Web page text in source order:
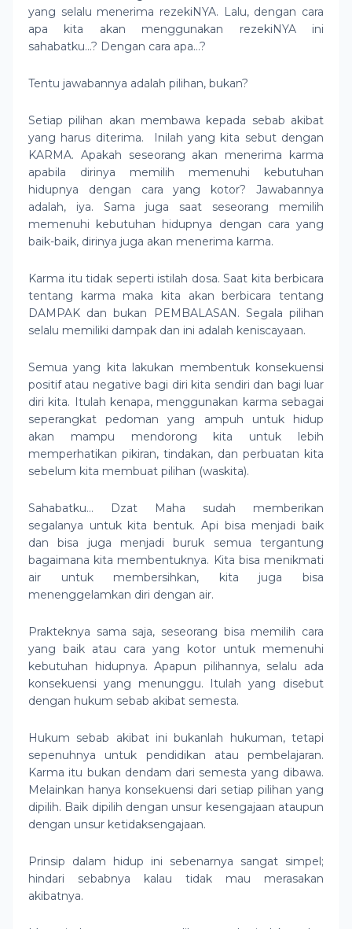
yang selalu menerima rezekiNYA. Lalu, dengan cara
apa kita akan menggunakan rezekiNYA ini
sahabatku…? Dengan cara apa…?
Tentu jawabannya adalah pilihan, bukan?
Setiap pilihan akan membawa kepada sebab akibat
yang harus diterima.
Inilah yang kita sebut dengan
KARMA. Apakah seseorang akan menerima karma
apabila dirinya memilih memenuhi kebutuhan
hidupnya dengan cara yang kotor? Jawabannya
adalah, iya. Sama juga saat seseorang memilih
memenuhi kebutuhan hidupnya dengan cara yang
baik-baik, dirinya juga akan menerima karma.
Karma itu tidak seperti istilah dosa. Saat kita berbicara
tentang karma maka kita akan berbicara tentang
DAMPAK dan bukan PEMBALASAN. Segala pilihan
selalu memiliki dampak dan ini adalah keniscayaan.
Semua yang kita lakukan membentuk konsekuensi
positif atau negative bagi diri kita sendiri dan bagi luar
diri kita. Itulah kenapa, menggunakan karma sebagai
seperangkat pedoman yang ampuh untuk hidup
akan mampu mendorong kita untuk lebih
memperhatikan pikiran, tindakan, dan perbuatan kita
sebelum kita membuat pilihan (waskita).
Sahabatku… Dzat Maha sudah memberikan
segalanya untuk kita bentuk. Api bisa menjadi baik
dan bisa juga menjadi buruk semua tergantung
bagaimana kita membentuknya. Kita bisa menikmati
air untuk membersihkan, kita juga bisa
menenggelamkan diri dengan air.
Prakteknya sama saja, seseorang bisa memilih cara
yang baik atau cara yang kotor untuk memenuhi
kebutuhan hidupnya. Apapun pilihannya, selalu ada
konsekuensi yang menunggu. Itulah yang disebut
dengan hukum sebab akibat semesta.
Hukum sebab akibat ini bukanlah hukuman, tetapi
sepenuhnya untuk pendidikan atau pembelajaran.
Karma itu bukan dendam dari semesta yang dibawa.
Melainkan hanya konsekuensi dari setiap pilihan yang
dipilih. Baik dipilih dengan unsur kesengajaan ataupun
dengan unsur ketidaksengajaan.
Prinsip dalam hidup ini sebenarnya sangat simpel;
hindari sebabnya kalau tidak mau merasakan
akibatnya.